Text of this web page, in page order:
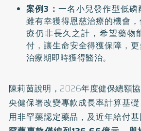
案例3：一名小兒發作型低磷
雖有幸獲得恩慈治療的機會
療仍非長久之計，希望藥物
付，讓生命安全得獲保障，
治療期即時獲得醫治。
陳莉茵說明，2026年度健保總額
央健保署改變專款成長率計算基
用非罕藥認定藥品，及近年給付基